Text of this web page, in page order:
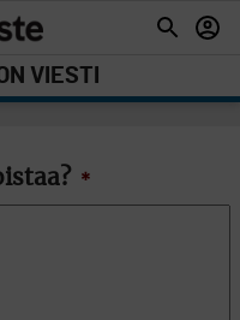
VIESTI
*